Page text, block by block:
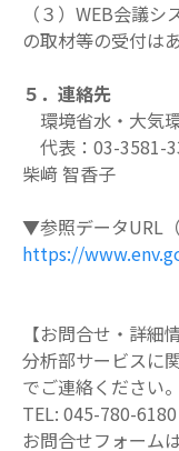
（３）WEB会議
の取材等の受付は
５．連絡先
環境省水・大気
代表：03-3581-
柴﨑 智香子
▼参照データURL（
https://
【お問合せ・詳細
分析部サービスに
でご連絡ください。
TEL: 045-780-6180
お問合せフォーム